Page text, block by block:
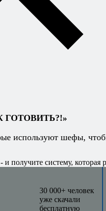
30 000+ человек
уже скачали
бесплатную
ГОТОВИТЬ?!»
используют шефы,
получите систему, которая